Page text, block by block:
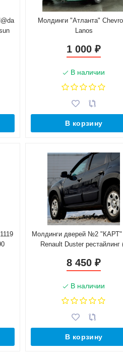
Молдинги "Атланта"
Lanos
1 000₽
В наличии
В корзину
Молдинги дверей №2
Renault Duster рестайлинг
8 450₽
В наличии
В корзину